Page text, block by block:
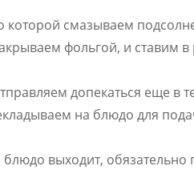
которой смазываем
фольгой, и ставим в
допекаться еще в
на блюдо для
выходит, обязательно